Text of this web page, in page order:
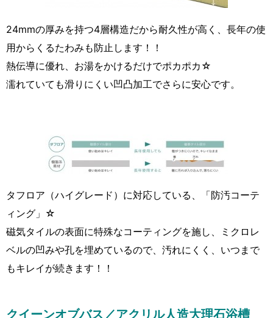
24mmの厚みを持つ4層構造だから耐久性が高く、長年の使
用からくるたわみも防止します！！
熱伝導に優れ、お湯をかけるだけでポカポカ☆
濡れていても滑りにくい凹凸加工でさらに安心です。
タフロア（ハイグレード）に対応している、「防汚コーテ
ィング」☆
磁気タイルの表面に特殊なコーティングを施し、ミクロレ
ベルの凹みや孔を埋めているので、汚れにくく、いつまで
もキレイが続きます！！
クイーンオブバス／アクリル人造大理石浴槽